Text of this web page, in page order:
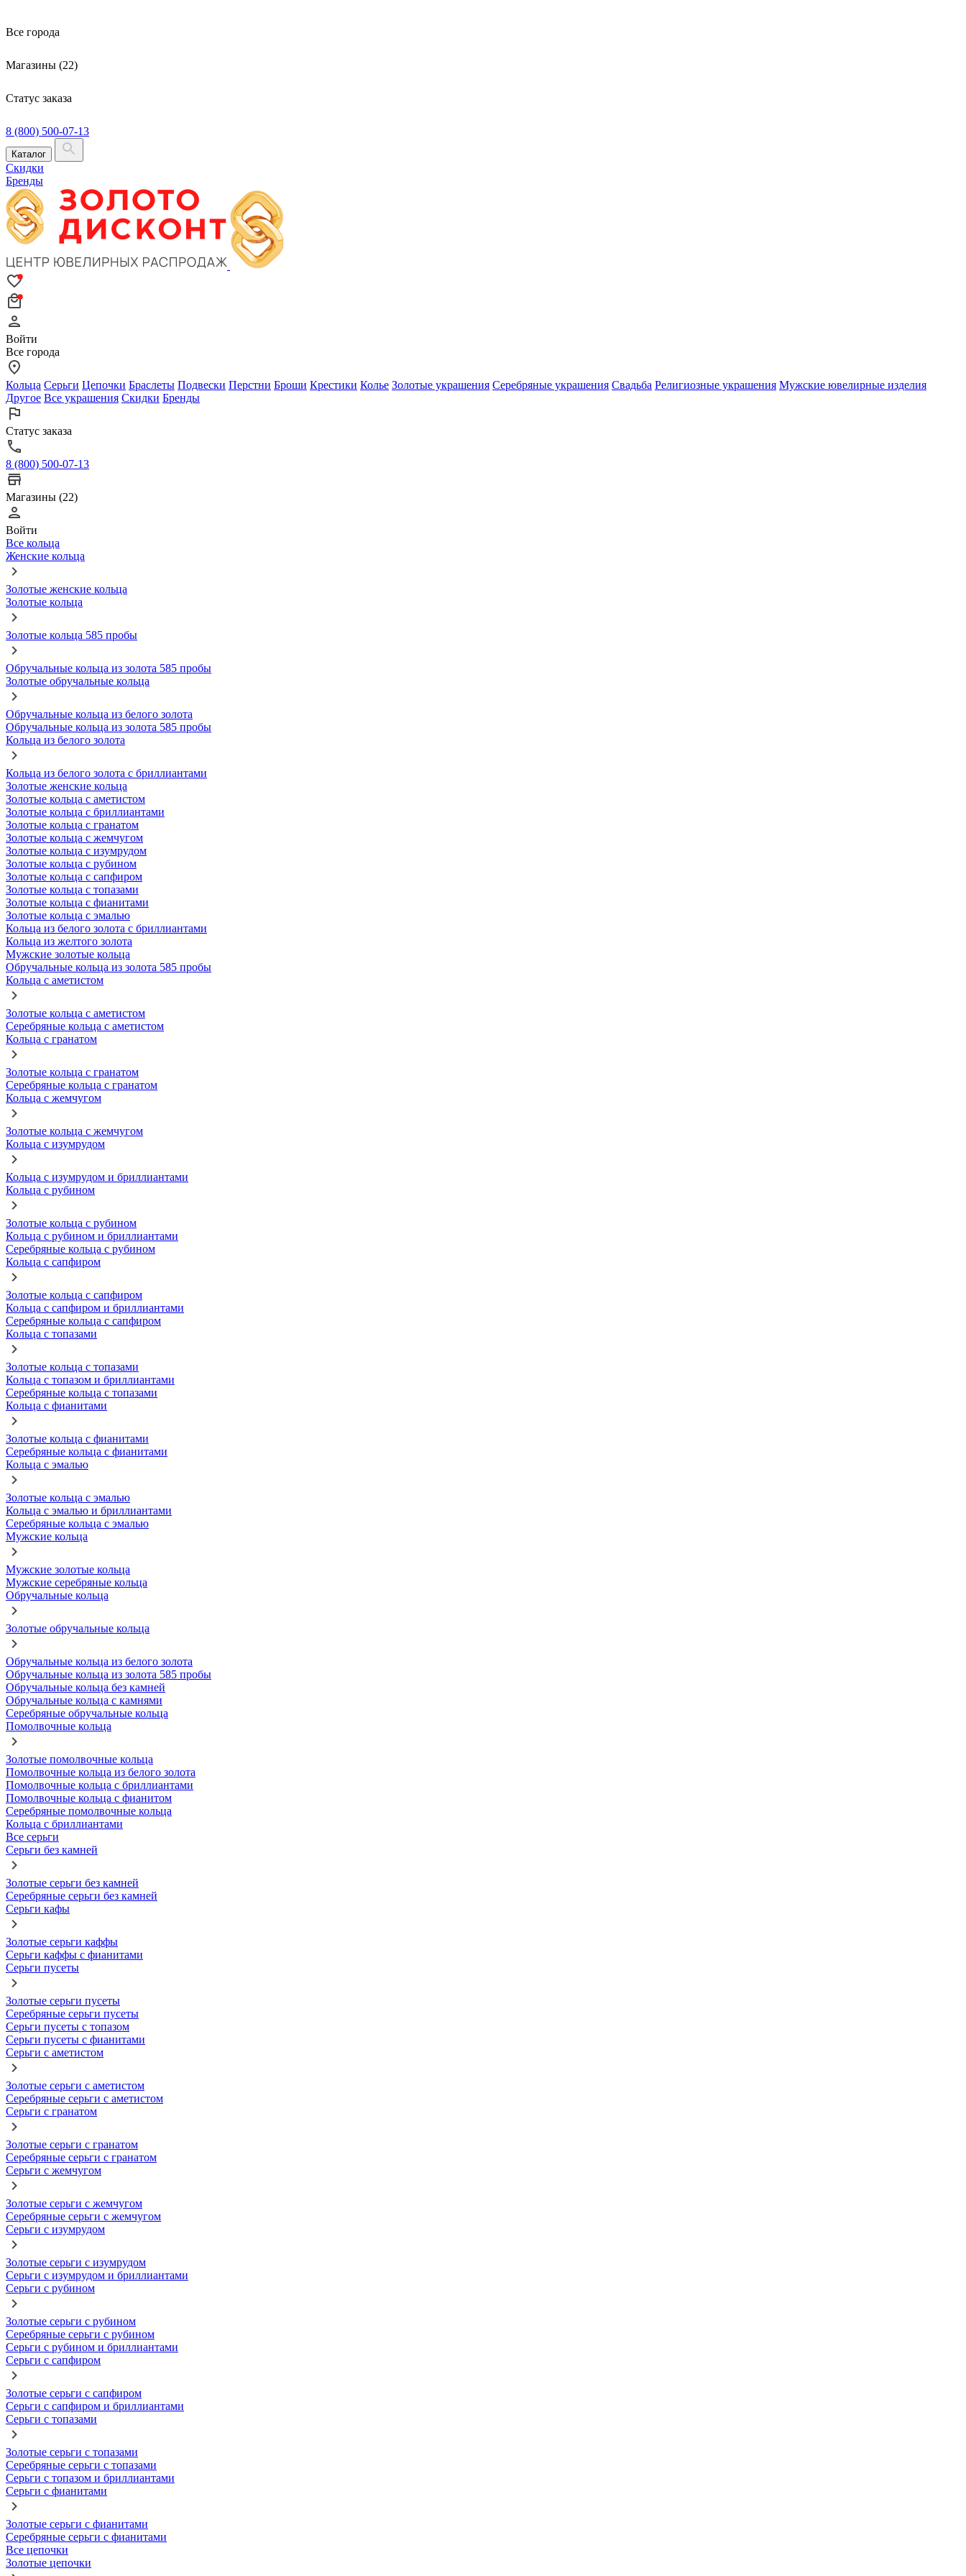
Все города
Магазины (22)
Статус заказа
8 (800) 500-07-13
Каталог
Скидки
Бренды
Войти
Все города
Кольца Серьги Цепочки Браслеты Подвески Перстни Броши Крестики Колье Золотые украшения Серебряные украшения Свадьба Религиозные украшения Мужские ювелирные изделия
Другое Все украшения Скидки Бренды
Статус заказа
8 (800) 500-07-13
Магазины (22)
Войти
Все кольца
Женские кольца
Золотые женские кольца
Золотые кольца
Золотые кольца 585 пробы
Обручальные кольца из золота 585 пробы
Золотые обручальные кольца
Обручальные кольца из белого золота
Обручальные кольца из золота 585 пробы
Кольца из белого золота
Кольца из белого золота с бриллиантами
Золотые женские кольца
Золотые кольца с аметистом
Золотые кольца с бриллиантами
Золотые кольца с гранатом
Золотые кольца с жемчугом
Золотые кольца с изумрудом
Золотые кольца с рубином
Золотые кольца с сапфиром
Золотые кольца с топазами
Золотые кольца с фианитами
Золотые кольца с эмалью
Кольца из белого золота с бриллиантами
Кольца из желтого золота
Мужские золотые кольца
Обручальные кольца из золота 585 пробы
Кольца с аметистом
Золотые кольца с аметистом
Серебряные кольца с аметистом
Кольца с гранатом
Золотые кольца с гранатом
Серебряные кольца с гранатом
Кольца с жемчугом
Золотые кольца с жемчугом
Кольца с изумрудом
Кольца с изумрудом и бриллиантами
Кольца с рубином
Золотые кольца с рубином
Кольца с рубином и бриллиантами
Серебряные кольца с рубином
Кольца с сапфиром
Золотые кольца с сапфиром
Кольца с сапфиром и бриллиантами
Серебряные кольца с сапфиром
Кольца с топазами
Золотые кольца с топазами
Кольца с топазом и бриллиантами
Серебряные кольца с топазами
Кольца с фианитами
Золотые кольца с фианитами
Серебряные кольца с фианитами
Кольца с эмалью
Золотые кольца с эмалью
Кольца с эмалью и бриллиантами
Серебряные кольца с эмалью
Мужские кольца
Мужские золотые кольца
Мужские серебряные кольца
Обручальные кольца
Золотые обручальные кольца
Обручальные кольца из белого золота
Обручальные кольца из золота 585 пробы
Обручальные кольца без камней
Обручальные кольца с камнями
Серебряные обручальные кольца
Помолвочные кольца
Золотые помолвочные кольца
Помолвочные кольца из белого золота
Помолвочные кольца с бриллиантами
Помолвочные кольца с фианитом
Серебряные помолвочные кольца
Кольца с бриллиантами
Все серьги
Серьги без камней
Золотые серьги без камней
Серебряные серьги без камней
Серьги кафы
Золотые серьги каффы
Серьги каффы с фианитами
Серьги пусеты
Золотые серьги пусеты
Серебряные серьги пусеты
Серьги пусеты с топазом
Серьги пусеты с фианитами
Серьги с аметистом
Золотые серьги с аметистом
Серебряные серьги с аметистом
Серьги с гранатом
Золотые серьги с гранатом
Серебряные серьги с гранатом
Серьги с жемчугом
Золотые серьги с жемчугом
Серебряные серьги с жемчугом
Серьги с изумрудом
Золотые серьги с изумрудом
Серьги с изумрудом и бриллиантами
Серьги с рубином
Золотые серьги с рубином
Серебряные серьги с рубином
Серьги с рубином и бриллиантами
Серьги с сапфиром
Золотые серьги с сапфиром
Серьги с сапфиром и бриллиантами
Серьги с топазами
Золотые серьги с топазами
Серебряные серьги с топазами
Серьги с топазом и бриллиантами
Серьги с фианитами
Золотые серьги с фианитами
Серебряные серьги с фианитами
Все цепочки
Золотые цепочки